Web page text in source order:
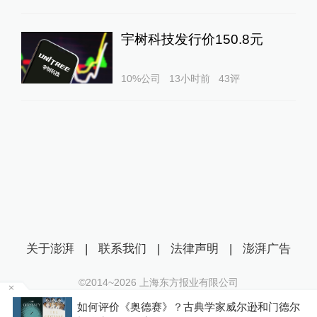
宇树科技发行价150.8元
10%公司 13小时前 43评
如何评价《奥德赛》？古典学家威尔逊和门德尔
关于澎湃 | 联系我们 | 法律声明 | 澎湃广告
©2014~2026 上海东方报业有限公司
沪ICP证：沪B2-20170116 | 沪ICP备14003370号